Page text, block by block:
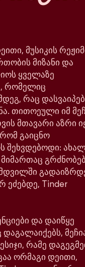
მუსიკის
მიზანი და
ყველაზე
რომელიც
რაც
თითოეული იმ
მთავარი აზრი
გაიცნო
შეხვდებოდი:
ეძებდე, Tinder
და დაიწყე
რამე
ორმაგი დეითი,